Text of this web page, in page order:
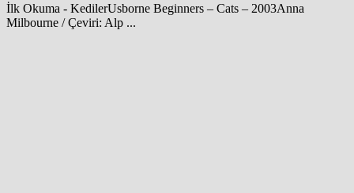
İlk Okuma - KedilerUsborne Beginners – Cats – 2003Anna
Milbourne / Çeviri: Alp ...